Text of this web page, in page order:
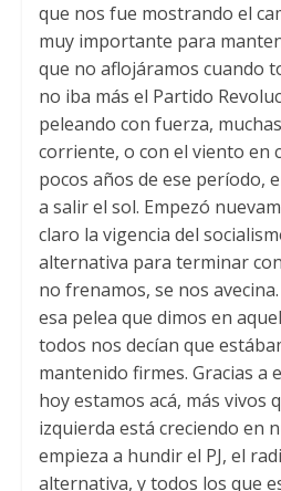
que nos fue mostrando el
muy importante para
que no aflojáramos cuando
no iba más el Partido
peleando con fuerza,
corriente, o con el viento en
pocos años de ese período,
a salir el sol. Empezó
claro la vigencia del
alternativa para terminar
no frenamos, se nos
esa pelea que dimos en
todos nos decían que
mantenido firmes. Gracias a
hoy estamos acá, más vivos
izquierda está creciendo en
empieza a hundir el PJ, el
alternativa, y todos los que